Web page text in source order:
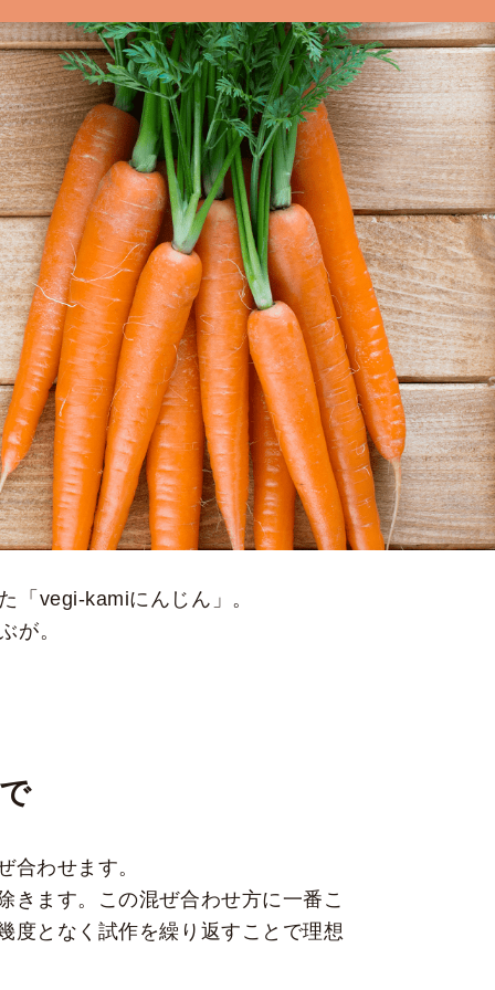
「vegi-kamiにんじん」。
が。
合わせます。
きます。この混ぜ合わせ方に一番こ
度となく試作を繰り返すことで理想